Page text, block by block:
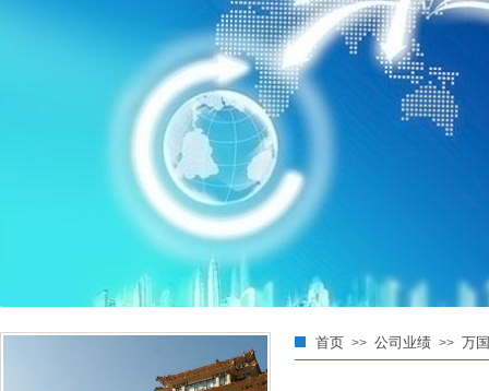
首页 >> 公司业绩 >> 万